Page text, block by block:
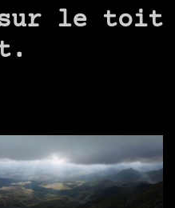
sur le toit